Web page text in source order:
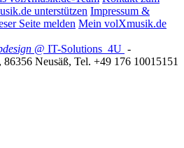
unterstützen Impressum &
Seite melden Mein volXmusik.de
@ IT-Solutions 4U -
, 86356 Neusäß, Tel. +49 176 10015151